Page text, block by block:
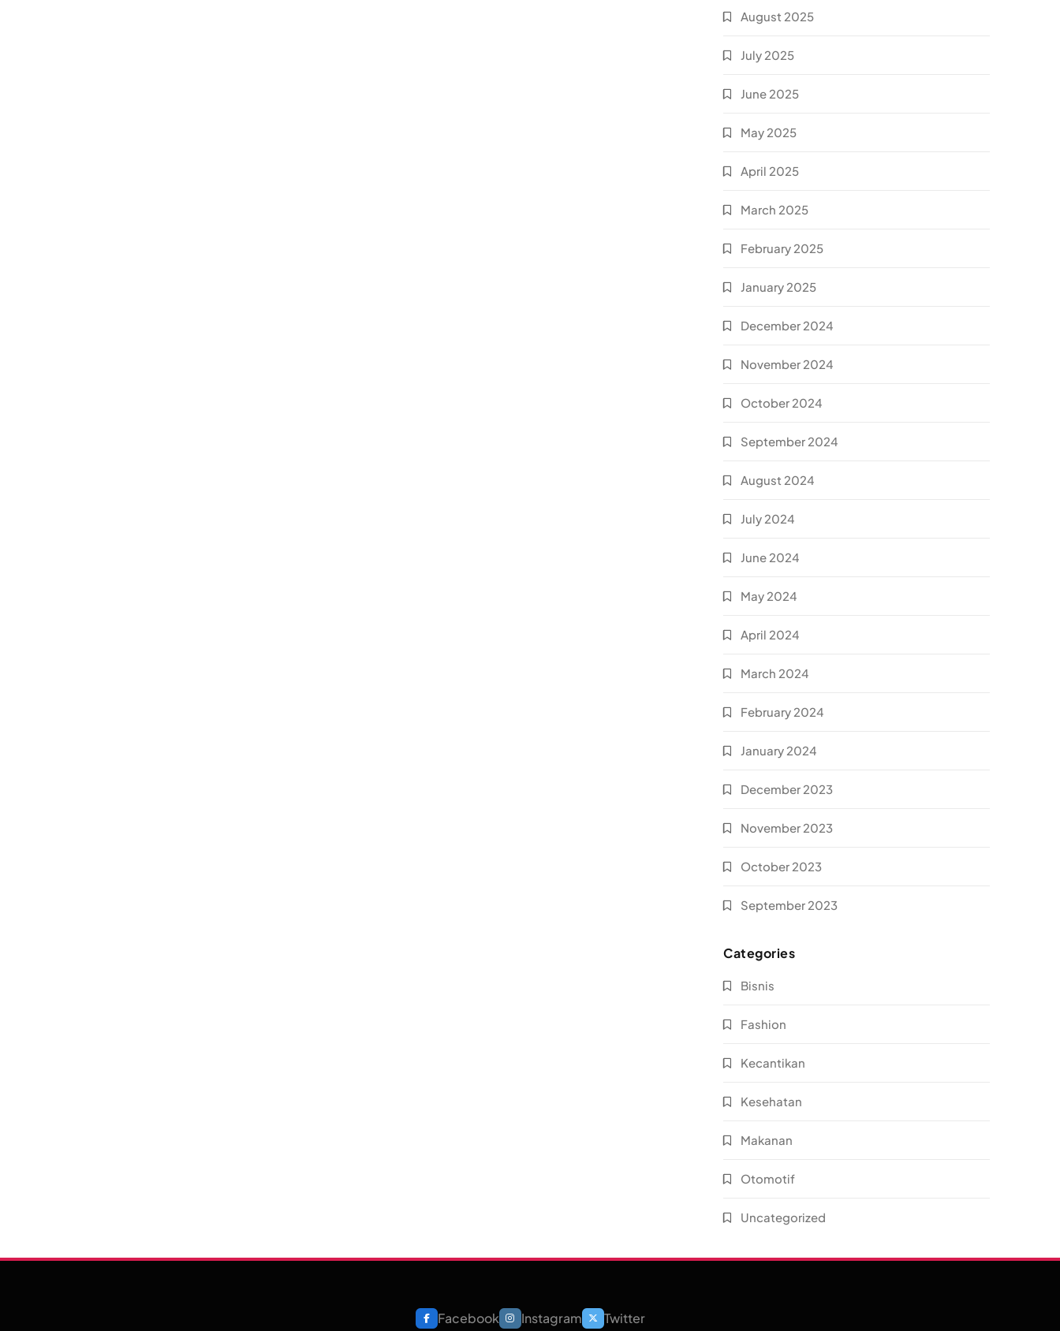
August 2025
July 2025
June 2025
May 2025
April 2025
March 2025
February 2025
January 2025
December 2024
November 2024
October 2024
September 2024
August 2024
July 2024
June 2024
May 2024
April 2024
March 2024
February 2024
January 2024
December 2023
November 2023
October 2023
September 2023
Categories
Bisnis
Fashion
Kecantikan
Kesehatan
Makanan
Otomotif
Uncategorized
Facebook Instagram Twitter